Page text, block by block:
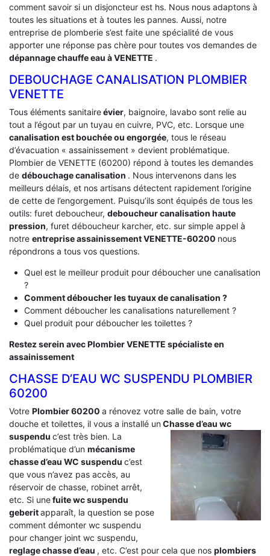
comment savoir si un disjoncteur est hs. Nous nous adaptons à
toutes les situations et à toutes les pannes. Aussi, notre
entreprise de plomberie s’est faite une spécialité de vous
apporter une réponse pas chère pour toutes vos demandes de
dépannage chauffe eau à VENETTE .
DEBOUCHAGE CANALISATION PLOMBIER
VENETTE
Tous éléments sanitaireévier, baignoire, lavabo sont relie au
tout a l’égout par un tuyau en cuivre, PVC, etc. Lorsque une
canalisation est bouchée ou engorgée, tous le réseau
d’évacuation « assainissement » devient problématique.
Plombier de VENETTE (60200) répond à toutes les demandes
de débouchage canalisation . Nous intervenons dans les
meilleurs délais, et nos artisans détectent rapidement l’origine
de cette de l’engorgement. Puisqu’ils sont équipés de tous les
outils: furet deboucheur, deboucheur canalisation haute
pression, furet déboucheur karcher, etc. sur simple appel à
notre entreprise assainissement VENETTE-60200 nous
répondrons a tous vos questions.
Quel est le meilleur produit pour déboucher une canalisation
?
Comment déboucher les tuyaux de canalisation ?
Comment déboucher les canalisations naturellement ?
Quel produit pour déboucher les toilettes ?
Restez serein avec Plombier VENETTE spécialiste en
assainissement
CHASSE D’EAU WC SUSPENDU PLOMBIER
60200
Votre Plombier 60200 a rénovez votre salle de bain, votre
douche et toilettes, il vous a installé unChasse d’eau wc
suspendu c’est très bien. La
problématique d’un mécanisme
chasse d’eau WC suspendu c’est
que vous n’avez pas accès, au
réservoir de chasse, robinet arrêt,
etc. Si unefuite wc suspendu
geberitapparaît, la question se pose
comment démonter wc suspendu
pour changer joint wc suspendu,
reglage chasse d’eau , etc. C’est pour cela que nos plombiers